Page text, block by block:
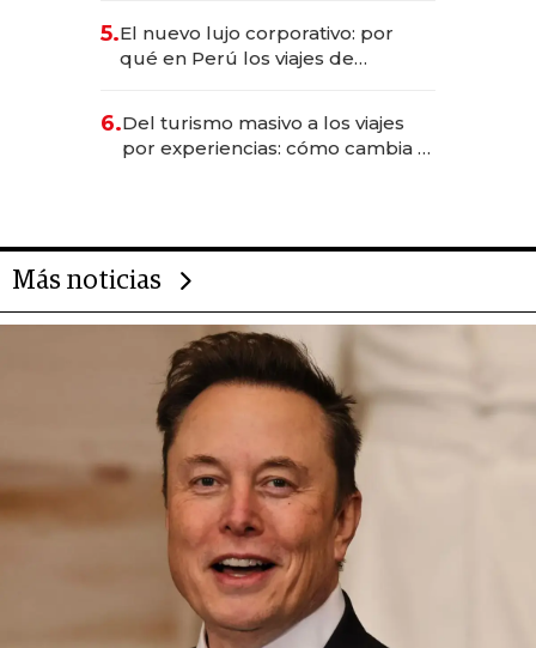
Fénix
5.El nuevo lujo corporativo: por
qué en Perú los viajes de
transformadoras
6.Del turismo masivo a los viajes
por experiencias: cómo cambia el
Más noticias